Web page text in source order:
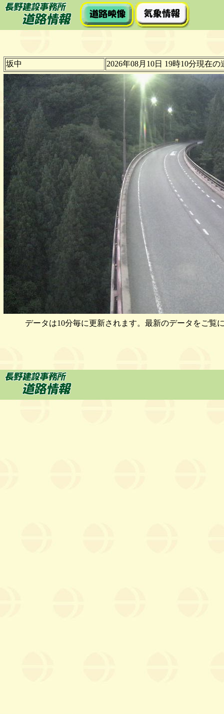
坂中 2026年08月10日 19時10分現在の
データは10分毎に更新されます。最新のデータをご覧